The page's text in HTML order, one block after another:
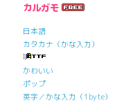
カルガモ
日本語
カタカナ（かな入力）
かわいい
ポップ
英字／かな入力（1byte）